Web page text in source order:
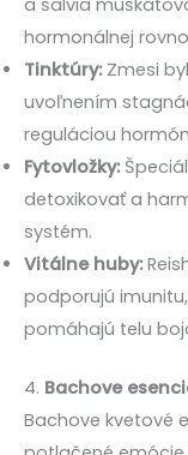
a šalvia
hormonálnej
Tinktúry:Zmesi
uvoľnením
reguláciou
Fytovložky:
detoxikovať a
systém.
Vitálne huby:
podporujú
pomáhajú telu
4. Bachove
Bachove kvetové